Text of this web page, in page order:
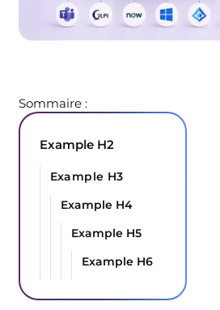
Sommaire :
Example H2
Example H3
Example H4
Example H5
Example H6